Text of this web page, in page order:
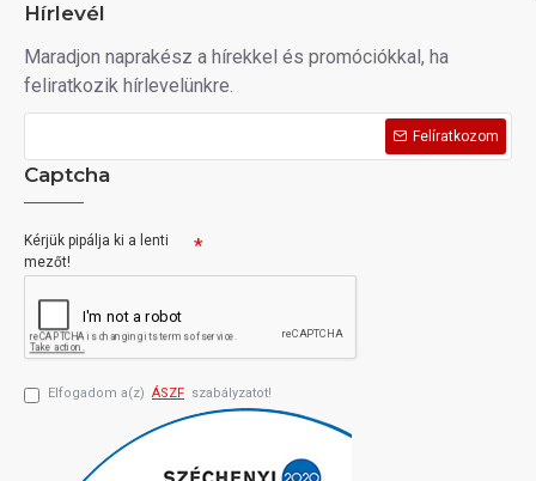
Hírlevél
Maradjon naprakész a hírekkel és promóciókkal, ha
feliratkozik hírlevelünkre.
Felíratkozom
Captcha
Kérjük pipálja ki a lenti
mezőt!
Elfogadom a(z) ÁSZF szabályzatot!